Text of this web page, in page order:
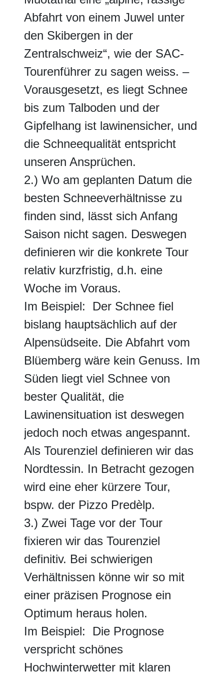
Abfahrt von einem Juwel unter
den Skibergen in der
Zentralschweiz“, wie der SAC-
Tourenführer zu sagen weiss. –
Vorausgesetzt, es liegt Schnee
bis zum Talboden und der
Gipfelhang ist lawinensicher, und
die Schneequalität entspricht
unseren Ansprüchen.
2.) Wo am geplanten Datum die
besten Schneeverhältnisse zu
finden sind, lässt sich Anfang
Saison nicht sagen. Deswegen
definieren wir die konkrete Tour
relativ kurzfristig, d.h. eine
Woche im Voraus.
Im Beispiel: Der Schnee fiel
bislang hauptsächlich auf der
Alpensüdseite. Die Abfahrt vom
Blüemberg wäre kein Genuss. Im
Süden liegt viel Schnee von
bester Qualität, die
Lawinensituation ist deswegen
jedoch noch etwas angespannt.
Als Tourenziel definieren wir das
Nordtessin. In Betracht gezogen
wird eine eher kürzere Tour,
bspw. der Pizzo Predèlp.
3.) Zwei Tage vor der Tour
fixieren wir das Tourenziel
definitiv. Bei schwierigen
Verhältnissen könne wir so mit
einer präzisen Prognose ein
Optimum heraus holen.
Im Beispiel: Die Prognose
verspricht schönes
Hochwinterwetter mit klaren